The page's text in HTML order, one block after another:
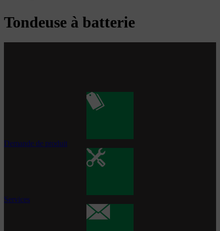
Tondeuse à batterie
Demande de produit
Services